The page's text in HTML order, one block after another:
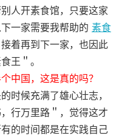
人开素食馆，只要这家
一家需要我帮助的 素食
着再到下一家，也因此
王＂。
中国，这是真的吗？
时候充满了雄心壮志，
行万里路＂，觉得这才
的时间都是在实践自己